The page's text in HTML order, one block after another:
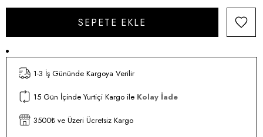
1-3 İş Gününde Kargoya Verilir
15 Gün İçinde Yurtiçi Kargo ile Kolay İade
3500₺ ve Üzeri Ücretsiz Kargo